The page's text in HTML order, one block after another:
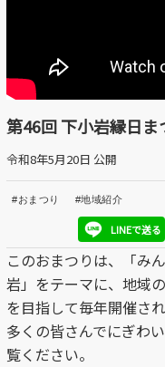
えどトピ
区議会だより
#えど推し
江戸川区でともに
a City
おうちで動画
Everyone's SDGs
第46回 下小岩縁日ま
令和8年5月20日 公開
#おまつり #地域紹介
LINEで送る
このおまつりは、「み
岩」をテーマに、地域
を目指して毎年開催され
多くの皆さんでにぎわ
覧ください。